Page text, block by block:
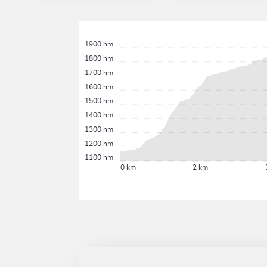
0 km 2 km
1100 hm
1200 hm
1300 hm
1400 hm
1500 hm
1600 hm
1700 hm
1800 hm
1900 hm